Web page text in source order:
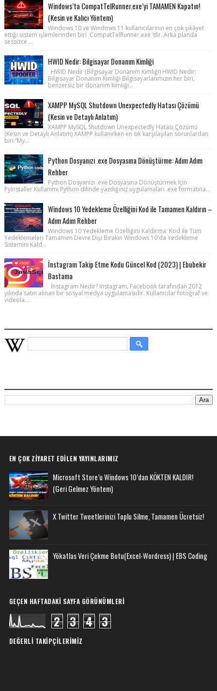
Windows’ta CompatTelRunner.exe’yi TAMAMEN Kapatın!
(Kesin ve Kalıcı Yöntem)
Windows 10 ve Windows 11 kullanıcılarının en çok şikâyet
ettiği sistem işlemlerinden biri CompatTelRunner.exe ’dir. Arka planda
sessizce ...
HWID Nedir: Bilgisayar Donanım Kimliği
HWID Nedir (Bilgisayar Donanım Kimliği) HWID Nedir:
Bilgisayar Donanım Kimliği Bilgisayarlarımızın her biri,
benzersiz bir donanım kimliği...
XAMPP MySQL Shutdown Unexpectedly Hatası Çözümü
(Kesin ve Detaylı Anlatım)
XAMPP MySQL Shutdown Unexpectedly Hatası Çözümü
(Kesin ve Detaylı Anlatım) XAMPP kullanırken en sık karşılaşılan sorunlardan
biri “My...
Python Dosyanızı .exe Dosyasına Dönüştürme: Adım Adım
Rehber
Python Dosyanızı .exe Dosyasına Dönüştürmek İçin
PyInstaller Kullanımı Python dilinde yazdığınız uygulamaları .exe formatına...
Windows 10 Yedekleme Özelliğini Kod ile Tamamen Kaldırın –
Adım Adım Rehber
Windows 10 Yedekleme Özelliğini Kaldırma: Kod ile Tüm
Yedeklemeleri Tamamen Devre Dışı Bırakın Windows 10'da Yedekleme
Sistemini Kald...
İnstagram Takip Etme Kodu Güncel Kod (2023) | Ebubekir
Bastama
İnstagram Nedir? Instagram, Facebook tarafından 2012
yılında satın alınan bir sosyal medya uygulamasıdır. Kullanıcılar fotoğraf ve
videola...
EN ÇOK ZIYARET EDILEN YAYINLARIMIZ
Microsoft Store’u Windows 10’dan KÖKTEN KALDIR!
(Geri Gelmez Yöntem)
X Twitter Tweetlerinizi Toplu Silme, Tamamen Ücretsiz!
Yökatlas Veri Çekme Botu(Excel-Wordress) | EBS Coding
GEÇEN HAFTADAKI SAYFA GÖRÜNÜMLERI
2 3 4 3
DEĞERLI TAKIPÇILERIMIZ